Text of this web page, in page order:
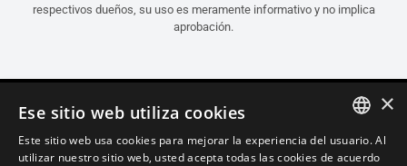
respectivos dueños, su uso es meramente informativo y no implica
aprobación.
ITALIAN
×
Ese sitio web utiliza cookies
Este sitio web usa cookies para mejorar la experiencia del usuario. Al
utilizar nuestro sitio web, usted acepta todas las cookies de acuerdo